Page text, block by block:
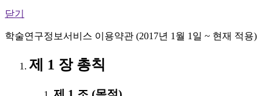
닫기
학술연구정보서비스 이용약관 (2017년 1월 1일 ~ 현재 적용)
제 1 장 총칙